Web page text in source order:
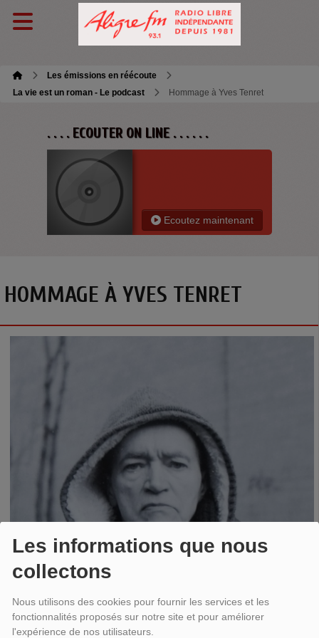
Les informations que nous
collectons
Nous utilisons des cookies pour fournir les services et les
fonctionnalités proposés sur notre site et pour améliorer
l'expérience de nos utilisateurs.
Les émissions en réécoute
La vie est un roman - Le podcast
Hommage à Yves Tenret
. . . . ECOUTER ON LINE . . . . . .
Ecoutez maintenant
HOMMAGE À YVES TENRET